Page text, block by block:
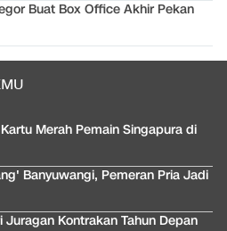
Buat Box Office Akhir Pekan
Merah Pemain Singapura di
Banyuwangi, Pemeran Pria Jadi
Kontrakan Tahun Depan